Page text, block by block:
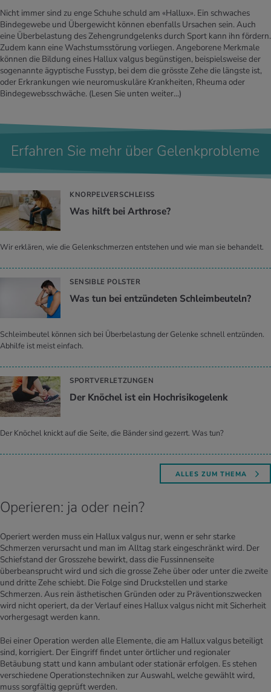
Nicht immer sind zu enge Schuhe schuld am «Hallux». Ein schwaches
Bindegewebe und Übergewicht können ebenfalls Ursachen sein. Auch
eine Überbelastung des Zehengrundgelenks durch Sport kann ihn fördern.
Zudem kann eine Wachstumsstörung vorliegen. Angeborene Merkmale
können die Bildung eines Hallux valgus begünstigen, beispielsweise der
sogenannte ägyptische Fusstyp, bei dem die grösste Zehe die längste ist,
oder Erkrankungen wie neuromuskuläre Krankheiten, Rheuma oder
Bindegewebsschwäche. (Lesen Sie unten weiter...)
Erfahren Sie mehr über Gelenkprobleme
KNORPELVERSCHLEISS
Was hilft bei Ar­thro­se?
Wir erklären, wie die Gelenkschmerzen entstehen und wie man sie behandelt.
SENSIBLE POLSTER
Was tun bei ent­zün­de­ten Schleim­beu­teln?
Schleimbeutel können sich bei Überbelastung der Gelenke schnell entzünden.
Abhilfe ist meist einfach.
SPORTVERLETZUNGEN
Der Knö­chel ist ein Hoch­ri­si­ko­ge­lenk
Der Knöchel knickt auf die Seite, die Bänder sind gezerrt. Was tun?
ALLES ZUM THEMA
Operieren: ja oder nein?
Operiert werden muss ein Hallux valgus nur, wenn er sehr starke
Schmerzen verursacht und man im Alltag stark eingeschränkt wird. Der
Schiefstand der Grosszehe bewirkt, dass die Fussinnenseite
überbeansprucht wird und sich die grosse Zehe über oder unter die zweite
und dritte Zehe schiebt. Die Folge sind Druckstellen und starke
Schmerzen. Aus rein ästhetischen Gründen oder zu Präventionszwecken
wird nicht operiert, da der Verlauf eines Hallux valgus nicht mit Sicherheit
vorhergesagt werden kann.
Bei einer Operation werden alle Elemente, die am Hallux valgus beteiligt
sind, korrigiert. Der Eingriff findet unter örtlicher und regionaler
Betäubung statt und kann ambulant oder stationär erfolgen. Es stehen
verschiedene Operationstechniken zur Auswahl, welche gewählt wird,
muss sorgfältig geprüft werden.